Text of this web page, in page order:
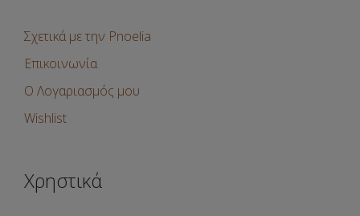
Σχετικά με την Pnoelia
Επικοινωνία
Ο Λογαριασμός μου
Wishlist
Χρηστικά